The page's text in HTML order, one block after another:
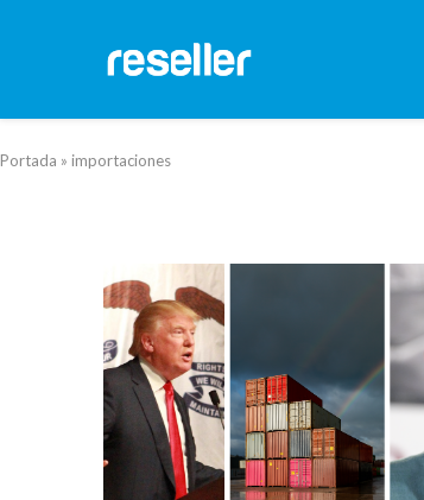
Portada » importaciones